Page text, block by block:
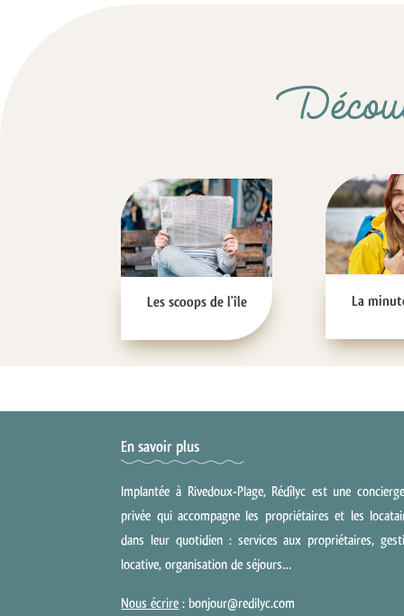
Les scoops de l'île La
En savoir plus
Implantée à Rivedoux-Plage, Rédîlyc est une
privée qui accompagne les propriétaires et les
dans leur quotidien : services aux propriétaires,
locative, organisation de séjours…
Nous écrire : bonjour@redilyc.com